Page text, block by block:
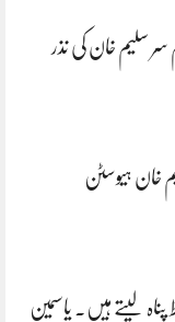
سر سلیم خان کی نذر
خان ہیوسٹن
لیتے ہیں. یاسمین